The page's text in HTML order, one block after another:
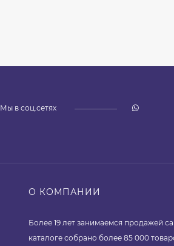
Мы в соц.сетях
О КОМПАНИИ
Более 19 лет занимаемся продажей
каталоге собрано более 85 000